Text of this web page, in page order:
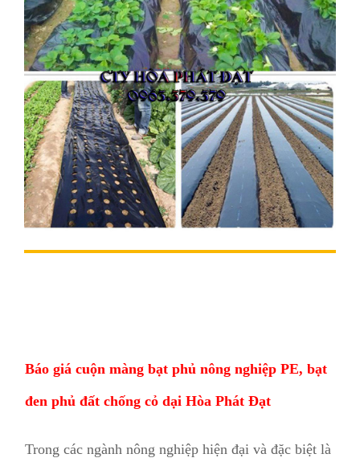
Báo giá cuộn màng bạt phủ nông nghiệp PE, bạt
đen phủ đất chống cỏ dại Hòa Phát Đạt
Trong các ngành nông nghiệp hiện đại và đặc biệt là